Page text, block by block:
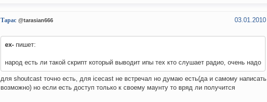
Тарас @tarasian666 03.01.2010
ex- пишет:
народ есть ли такой скрипт который выводит ипы тех кто слушает радио, очень надо
для shoutcast точно есть, для icecast не встречал но думаю есть(да и самому написать
возможно) но если есть доступ только к своему маунту то вряд ли получится